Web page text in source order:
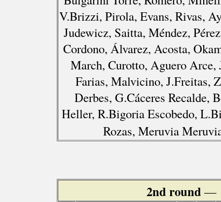
V.Brizzi, Pirola, Evans, Rivas,
Judewicz, Saitta, Méndez,
Cordono, Álvarez, Acosta,
March, Curotto, Aguero Arce,
Farias, Malvicino, J.Freitas,
Derbes, G.Cáceres Recalde,
Heller, R.Bigoria Escobedo,
Rozas, Meruvia
2nd round—